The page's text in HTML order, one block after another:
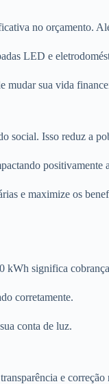
no orçamento.
LED e
mudar sua vida
social. Isso reduz a
positivamente
e maximize os
kWh significa
corretamente.
conta de luz.
e correção